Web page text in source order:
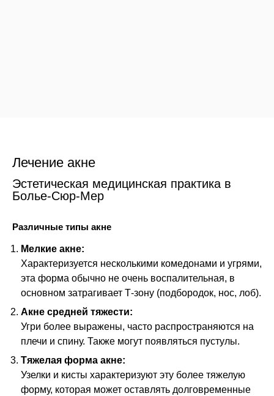
Лечение акне
Эстетическая медицинская практика в
Болье-Сюр-Мер
Различные типы акне
Мелкие акне:
Характеризуется несколькими комедонами и угрями,
эта форма обычно не очень воспалительная, в
основном затрагивает Т-зону (подбородок, нос, лоб).
Акне средней тяжести:
Угри более выражены, часто распространяются на
плечи и спину. Также могут появляться пустулы.
Тяжелая форма акне:
Узелки и кисты характеризуют эту более тяжелую
форму, которая может оставлять долговременные